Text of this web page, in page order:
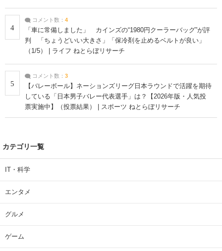
4
コメント数： 4
「車に常備しました」 カインズの“1980円クーラーバッグ”が評
判 「ちょうどいい大きさ」「保冷剤を止めるベルトが良い」
（1/5） | ライフ ねとらぼリサーチ
5
コメント数： 3
【バレーボール】ネーションズリーグ日本ラウンドで活躍を期待
している「日本男子バレー代表選手」は？【2026年版・人気投
票実施中】（投票結果） | スポーツ ねとらぼリサーチ
カテゴリ一覧
IT・科学
エンタメ
グルメ
ゲーム